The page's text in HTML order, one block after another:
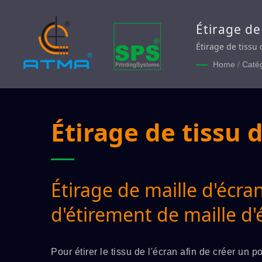
Étirage
maille
Étirage de tissu
Home /
Étirage de tissu
Étirage de maille
d'étirement de maille
Pour étirer le tissu de l'écran afin de créer un